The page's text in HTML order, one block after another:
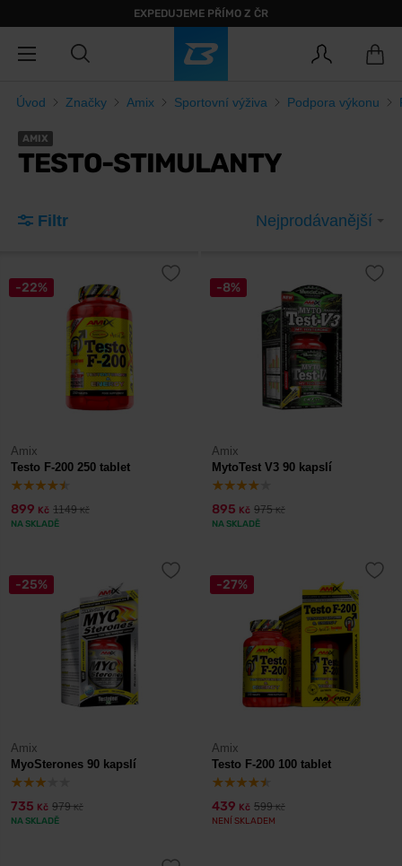
EXPEDUJEME PŘÍMO Z ČR
Úvod Značky Amix Sportovní výživa Podpora výkonu
AMIX
TESTO-STIMULANTY
Filtr Nejprodávanější
-22%
Amix
Testo F-200 250 tablet
899 Kč 1149Kč
NA SKLADĚ
-8%
Amix
MytoTest V3 90 kapslí
895 Kč 975Kč
NA SKLADĚ
-25%
Amix
MyoSterones 90 kapslí
735 Kč 979Kč
NA SKLADĚ
-27%
Amix
Testo F-200 100 tablet
439 Kč 599Kč
NENÍ SKLADEM